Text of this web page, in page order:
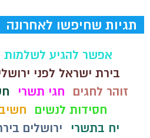
תגיות שחיפשו לאחרונה
אפשר להגיע לשלמות
בירת ישראל לפני
זוהר לחגים
חגי תשרי
חסידות לנשים
יח בתשרי
ירושלים